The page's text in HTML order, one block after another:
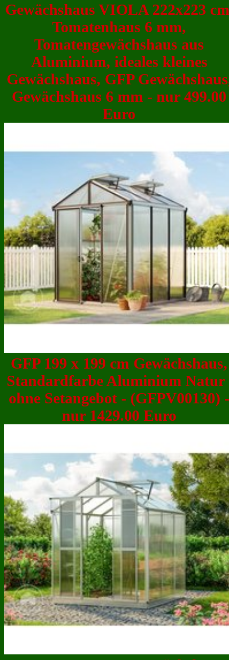
Gewächshaus VIOLA 222x223
Tomatenhaus 6 mm,
Tomatengewächshaus aus
Aluminium, ideales kleines
Gewächshaus, GFP
Gewächshaus 6 mm - nur 499.00
Euro
GFP 199 x 199 cm Gewächshaus,
Standardfarbe Aluminium Natur
ohne Setangebot - (GFPV00130) -
nur 1429.00 Euro